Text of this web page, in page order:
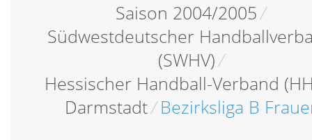
Saison 2004/2005/
Südwestdeutscher
(SWHV)/
Hessischer Handball-Verband
Darmstadt/ Bezirksliga B